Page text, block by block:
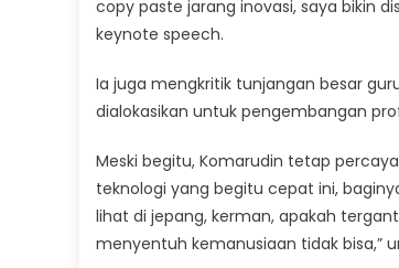
copy paste jarang inovasi, saya bikin
keynote speech.
Ia juga mengkritik tunjangan besar
dialokasikan untuk pengembangan
Meski begitu, Komarudin tetap
teknologi yang begitu cepat ini,
lihat di jepang, kerman, apakah
menyentuh kemanusiaan tidak bisa,”